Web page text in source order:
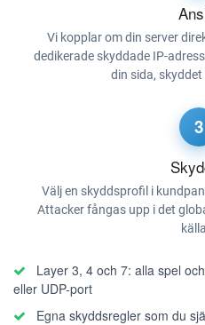
Vi kopplar om din server
dedikerade skyddade IP-
din sida,
3
Välj en skyddsprofil i
Attacker fångas upp i det
Layer 3, 4 och 7: alla spel
eller UDP-port
Egna skyddsregler som du